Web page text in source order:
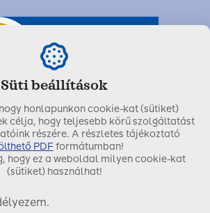
dátuma:2021. május 28.
Süti beállítások
honlapunkon cookie-kat (sütiket)
célja, hogy teljesebb körű szolgáltatást
részére. A részletes tájékoztató
PDF formátumban!
hogy ez a weboldal milyen cookie-kat
(sütiket) használhat!